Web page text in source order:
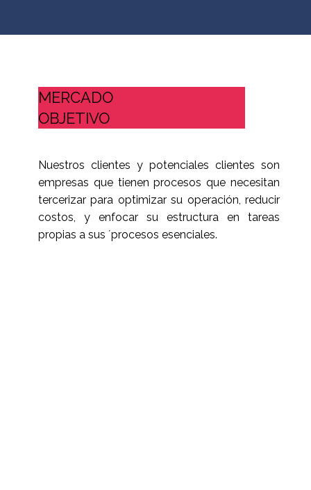
MERCADO
OBJETIVO
Nuestros clientes y potenciales clientes son
empresas que tienen procesos que necesitan
tercerizar para optimizar su operación, reducir
costos, y enfocar su estructura en tareas
propias a sus ´procesos esenciales.